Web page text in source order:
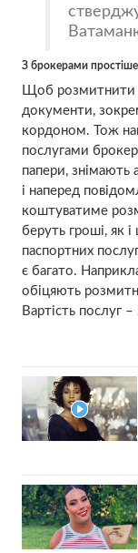
З брокерами простіше
Щоб розмитнити
документи,
кордоном. Тож
послугами
папери, знімають
і наперед
коштуватиме
беруть гроші, як і
паспортних
є багато.
обіцяють
Вартість послуг